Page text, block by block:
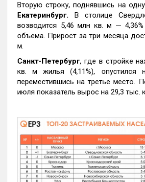
Вторую строку, поднявшись на
Екатеринбург. В столице
возводится 5,46 млн кв. м — 4,36%
объема. Прирост за три месяца
м.
Санкт-Петербург, где в стройке
кв. м жилья (4,11%), опустился
переместившись на третье место.
июля показатель вырос на 29,3 тыс.